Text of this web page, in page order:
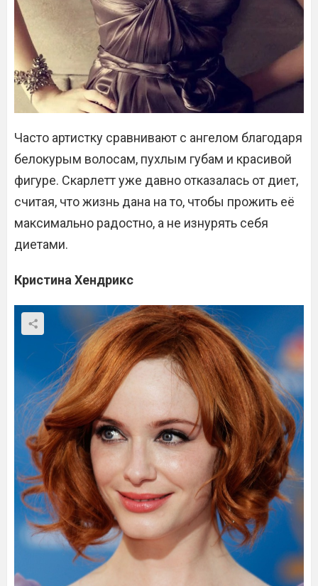
Часто артистку сравнивают с ангелом благодаря
белокурым волосам, пухлым губам и красивой
фигуре. Скарлетт уже давно отказалась от диет,
считая, что жизнь дана на то, чтобы прожить её
максимально радостно, а не изнурять себя
диетами.
Кристина Хендрикс